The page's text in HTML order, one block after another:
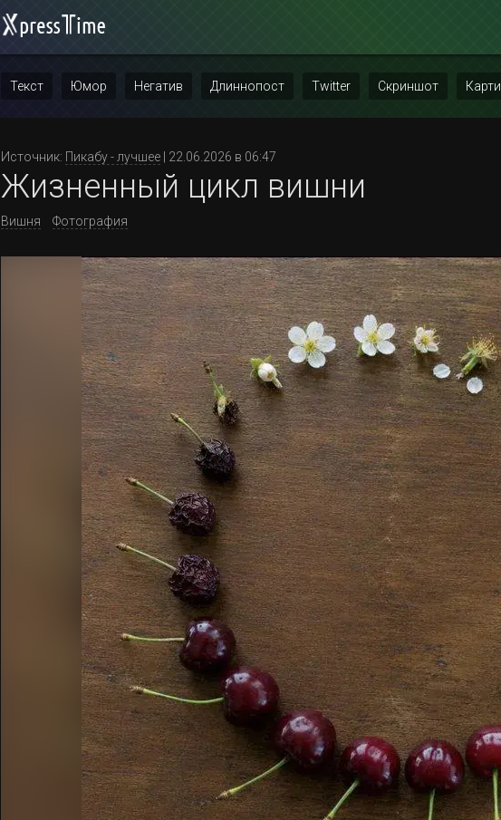
Текст Юмор Негатив Длиннопост Twitter Скриншот
Источник: Пикабу - лучшее | 22.06.2026 в 06:47
Жизненный цикл вишни
Вишня Фотография